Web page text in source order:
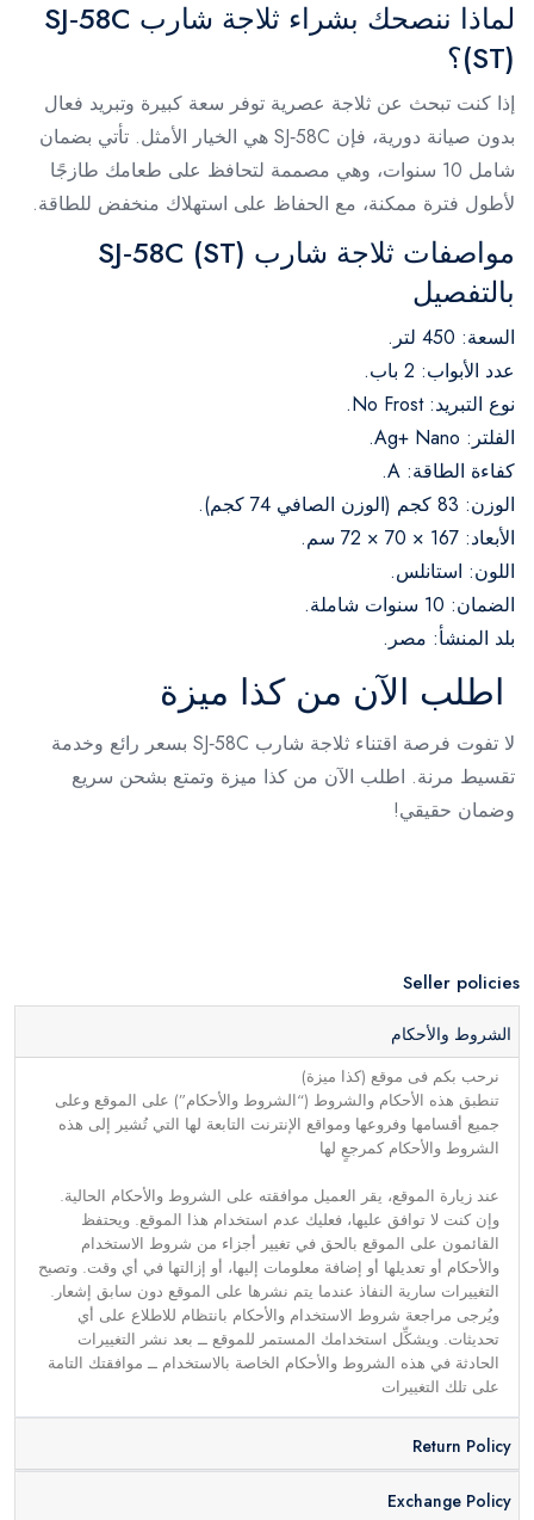
لماذا ننصحك بشراء ثلاجة شارب SJ‑58C
(ST)؟
إذا كنت تبحث عن ثلاجة عصرية توفر سعة كبيرة وتبريد فعال
بدون صيانة دورية، فإن SJ‑58C هي الخيار الأمثل. تأتي بضمان
شامل 10 سنوات، وهي مصممة لتحافظ على طعامك طازجًا
لأطول فترة ممكنة، مع الحفاظ على استهلاك منخفض للطاقة.
مواصفات ثلاجة شارب SJ‑58C (ST)
بالتفصيل
السعة: 450 لتر.
عدد الأبواب: 2 باب.
نوع التبريد: No Frost.
الفلتر: Ag+ Nano.
كفاءة الطاقة: A.
الوزن: 83 كجم (الوزن الصافي 74 كجم).
الأبعاد: 167 × 70 × 72 سم.
اللون: استانلس.
الضمان: 10 سنوات شاملة.
بلد المنشأ: مصر.
اطلب الآن من كذا ميزة
لا تفوت فرصة اقتناء ثلاجة شارب SJ‑58C بسعر رائع وخدمة
تقسيط مرنة. اطلب الآن من كذا ميزة وتمتع بشحن سريع
وضمان حقيقي!
Seller policies
الشروط والأحكام
نرحب بكم فى موقع (كذا ميزة)
تنطبق هذه الأحكام والشروط (“الشروط والأحكام”) على الموقع وعلى
جميع أقسامها وفروعها ومواقع الإنترنت التابعة لها التي تُشير إلى هذه
الشروط والأحكام كمرجعٍ لها
عند زيارة الموقع، يقر العميل موافقته على الشروط والأحكام الحالية.
وإن كنت لا توافق عليها، فعليك عدم استخدام هذا الموقع. ويحتفظ
القائمون على الموقع بالحق في تغيير أجزاء من شروط الاستخدام
والأحكام أو تعديلها أو إضافة معلومات إليها، أو إزالتها في أي وقت. وتصبح
التغييرات سارية النفاذ عندما يتم نشرها على الموقع دون سابق إشعار.
ويُرجى مراجعة شروط الاستخدام والأحكام بانتظام للاطلاع على أي
تحديثات. ويشكِّل استخدامك المستمر للموقع ــ بعد نشر التغييرات
الحادثة في هذه الشروط والأحكام الخاصة بالاستخدام ــ موافقتك التامة
على تلك التغييرات
Return Policy
Exchange Policy